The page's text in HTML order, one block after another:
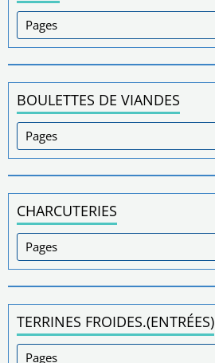
BOULETTES DE VIANDES
CHARCUTERIES
TERRINES FROIDES.(ENTRÉES)